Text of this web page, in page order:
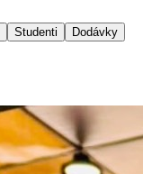
Studenti
Dodávky